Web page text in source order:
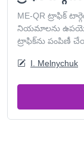
ME-QR ట్రాఫిక్
నియమాలను
ట్రాఫిక్‌ను పంపిణీ
I. Melnychuk